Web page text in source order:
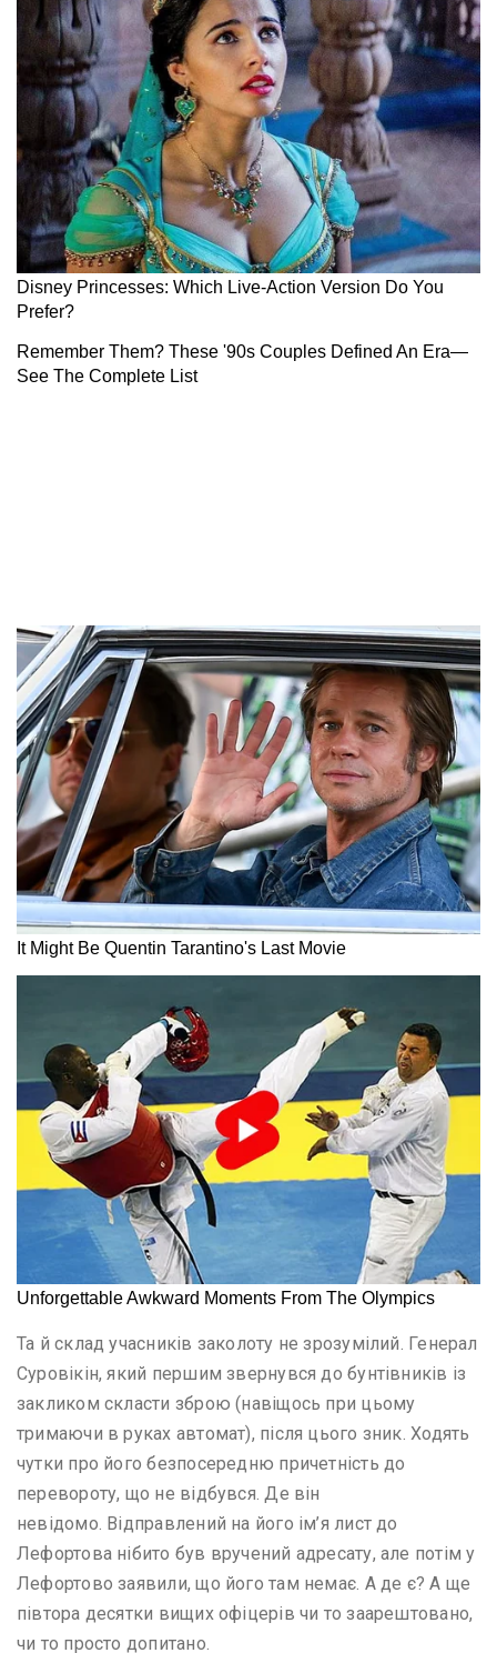
Та й склад учасників заколоту не зрозумілий. Генерал
Суровікін, який першим звернувся до бунтівників із
закликом скласти зброю (навіщось при цьому
тримаючи в руках автомат), після цього зник. Ходять
чутки про його безпосередню причетність до
перевороту, що не відбувся. Де він
невідомо. Відправлений на його ім’я лист до
Лефортова нібито був вручений адресату, але потім у
Лефортово заявили, що його там немає. А де є? А ще
півтора десятки вищих офіцерів чи то заарештовано,
чи то просто допитано.